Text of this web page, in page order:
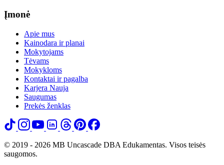
Įmonė
Apie mus
Kainodara ir planai
Mokytojams
Tėvams
Mokykloms
Kontaktai ir pagalba
Karjera Nauja
Saugumas
Prekės ženklas
© 2019 - 2026 MB Uncascade DBA Edukamentas. Visos teisės
saugomos.